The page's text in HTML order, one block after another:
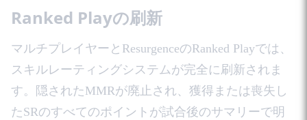
Ranked Playの刷新
マルチプレイヤーとResurgenceのRanked Playでは、
スキルレーティングシステムが完全に刷新されま
す。隠されたMMRが廃止され、獲得または喪失し
たSRのすべてのポイントが試合後のサマリーで明